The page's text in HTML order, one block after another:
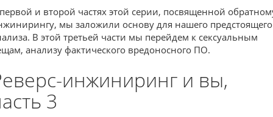
и второй частях этой серии, посвященной
мы заложили основу для нашего предстоящего
В этой третьей части мы перейдем к сексуальным
анализу фактического вредоносного ПО.
инжиниринг и вы,
3